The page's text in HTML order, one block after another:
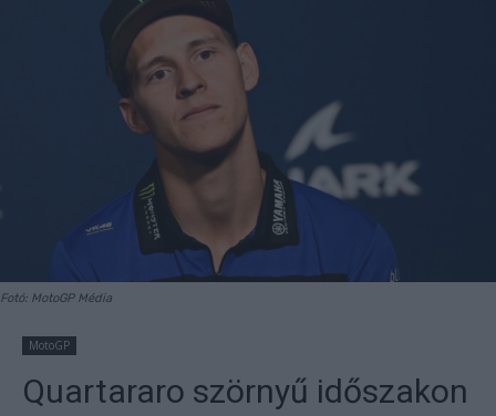
Fotó: MotoGP Média
MotoGP
Quartararo szörnyű időszakon